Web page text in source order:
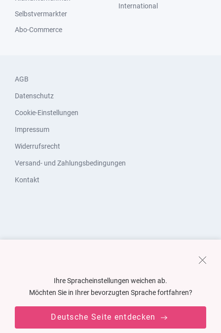
Selbstvermarkter
Abo-Commerce
International
AGB
Datenschutz
Cookie-Einstellungen
Impressum
Widerrufsrecht
Versand- und Zahlungsbedingungen
Kontakt
Ihre Spracheinstellungen weichen ab.
Möchten Sie in Ihrer bevorzugten Sprache fortfahren?
Deutsche Seite entdecken